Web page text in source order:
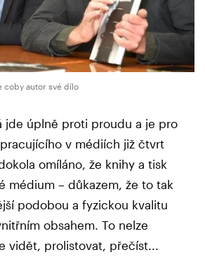
coby autor své dílo
jde úplně proti proudu a je pro
v médiích již čtvrt
omíláno, že knihy a tisk
médium – důkazem, že to tak
podobou a fyzickou kvalitu
obsahem. To nelze
vidět, prolistovat, přečíst...